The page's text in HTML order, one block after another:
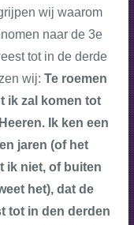
wij waarom
naar de 3e
tot in de derde
wij: Te roemen
ik zal komen tot
Ik ken een
jaren (of het
ik niet, of buiten
het), dat de
tot in den derden